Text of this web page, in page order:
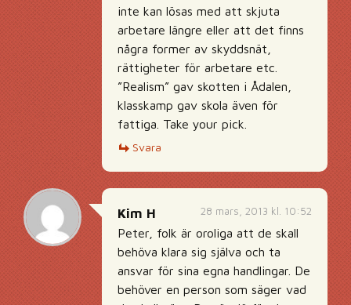
inte kan lösas med att skjuta
arbetare längre eller att det finns
några former av skyddsnät,
rättigheter för arbetare etc.
”Realism” gav skotten i Ådalen,
klasskamp gav skola även för
fattiga. Take your pick.
Svara
28 mars, 2013 kl. 10:52
Kim H
Peter, folk är oroliga att de skall
behöva klara sig själva och ta
ansvar för sina egna handlingar. De
behöver en person som säger vad